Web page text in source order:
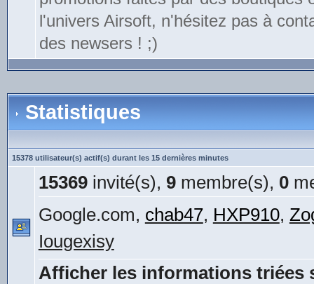
l'univers Airsoft, n'hésitez pas à
des newsers ! ;)
Statistiques
15378 utilisateur(s) actif(s) durant les 15 dernières minutes
15369invité(s), 9membre(s), 0
Google.com, chab47, HXP910,
Iougexisy
Afficher les informations triées